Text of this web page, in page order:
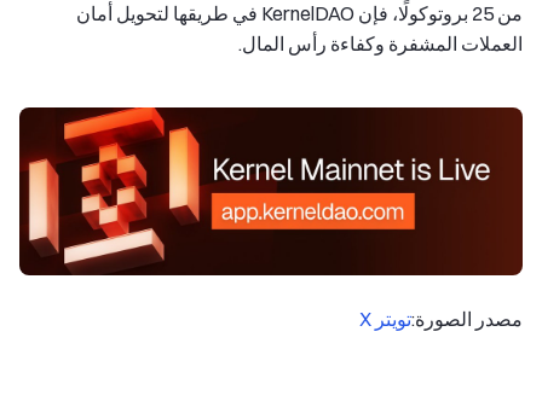
من 25 بروتوكولًا، فإن KernelDAO في طريقها لتحويل أمان
العملات المشفرة وكفاءة رأس المال.
مصدر الصورة:تويتر X